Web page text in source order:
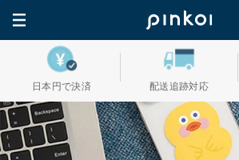
日本円で決済 配送追跡対応